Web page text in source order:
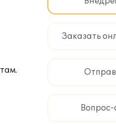
Заказать
Вопрос-